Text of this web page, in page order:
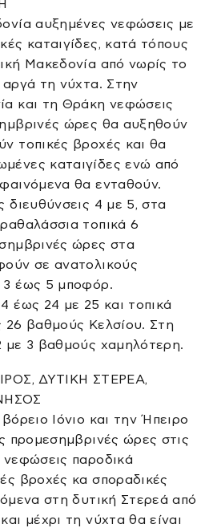
αυξημένες νεφώσεις με
καταιγίδες, κατά τόπους
Μακεδονία από νωρίς το
αργά τη νύχτα. Στην
και τη Θράκη νεφώσεις
ώρες θα αυξηθούν
τοπικές βροχές και θα
καταιγίδες ενώ από
θα ενταθούν.
διευθύνσεις 4 με 5, στα
τοπικά 6
ώρες στα
σε ανατολικούς
3 έως 5 μποφόρ.
έως 24 με 25 και τοπικά
26 βαθμούς Κελσίου. Στη
με 3 βαθμούς χαμηλότερη.
ΔΥΤΙΚΗ ΣΤΕΡΕΑ,
Ιόνιο και την Ήπειρο
προμεσημβρινές ώρες στις
νεφώσεις παροδικά
βροχές κα σποραδικές
στη δυτική Στερεά από
μέχρι τη νύχτα θα είναι